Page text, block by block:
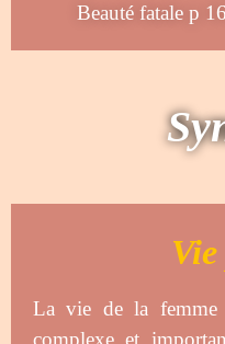
Beauté fatale p
La vie de la femme